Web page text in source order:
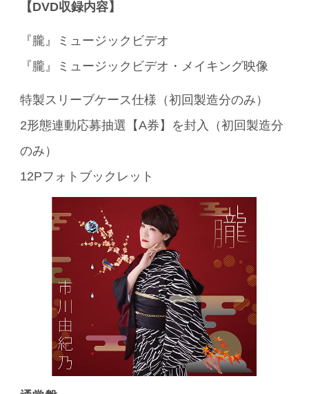
【DVD収録内容】
『朧』ミュージックビデオ
『朧』ミュージックビデオ・メイキング映像
特製スリーブケース仕様（初回製造分のみ）
2形態連動応募抽選【A券】を封入（初回製造分
のみ）
12Pフォトブックレット